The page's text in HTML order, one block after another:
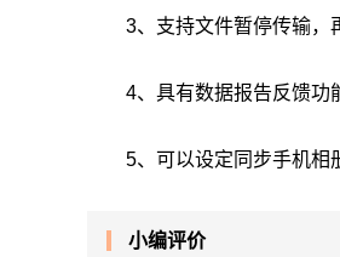
3、支持文件暂停传输，
4、具有数据报告反馈功
5、可以设定同步手机相
小编评价